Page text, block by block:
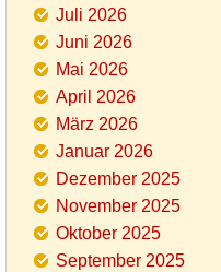
Juli 2026
Juni 2026
Mai 2026
April 2026
März 2026
Januar 2026
Dezember 2025
November 2025
Oktober 2025
September 2025